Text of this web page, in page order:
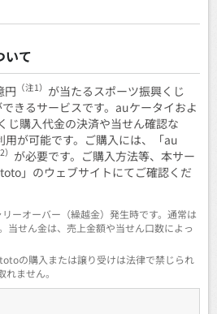
いて
円 （注1） が当たるスポーツ振興くじ
できるサービスです。auケータイおよ
じ購入代金の決済や当せん確認な
用が可能です。ご購入には、「au
） が必要です。ご購入方法等、本サー
」のウェブサイトにてご確認くだ
ーオーバー（繰越金）発生時です。通常は
当せん金は、売上金額や当せん口数によっ
の購入または譲り受けは法律で禁じられ
ません。